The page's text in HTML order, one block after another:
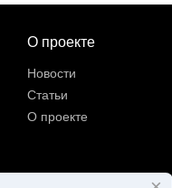
О проекте
Новости
Статьи
О проекте